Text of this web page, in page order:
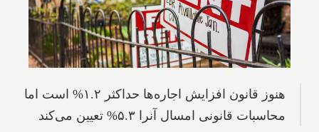
هنوز قانون افزایش اجاره‌ها حداکثر ۱.۲% است اما
محاسبات قانونی امسال آنرا ۵.۳% تعیین می‌کند